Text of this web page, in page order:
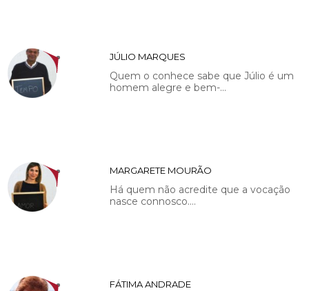
JÚLIO MARQUES
Quem o conhece sabe que Júlio é um
homem alegre e bem-...
MARGARETE MOURÃO
Há quem não acredite que a vocação
nasce connosco....
FÁTIMA ANDRADE